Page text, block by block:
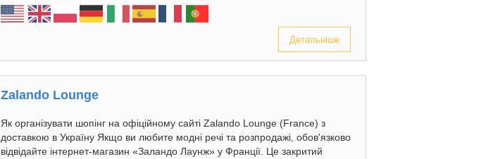
Детальніше
Zalando Lounge
Як організувати шопінг на офіційному сайті Zalando Lounge (France) з
доставкою в Україну Якщо ви любите модні речі та розпродажі, обов'язково
відвідайте інтернет-магазин «Заландо Лаунж» у Франції. Це закритий